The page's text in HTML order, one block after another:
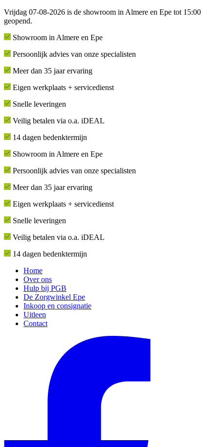
Vrijdag 07-08-2026 is de showroom in Almere en Epe tot 15:00
geopend.
Showroom in Almere en Epe
Persoonlijk advies van onze specialisten
Meer dan 35 jaar ervaring
Eigen werkplaats + servicedienst
Snelle leveringen
Veilig betalen via o.a. iDEAL
14 dagen bedenktermijn
Showroom in Almere en Epe
Persoonlijk advies van onze specialisten
Meer dan 35 jaar ervaring
Eigen werkplaats + servicedienst
Snelle leveringen
Veilig betalen via o.a. iDEAL
14 dagen bedenktermijn
Home
Over ons
Hulp bij PGB
De Zorgwinkel Epe
Inkoop en consignatie
Uitleen
Contact